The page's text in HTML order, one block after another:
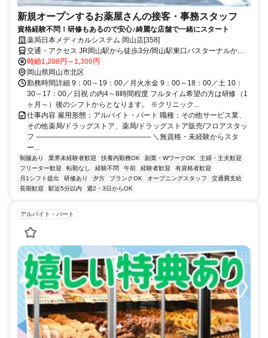
新規オープンするお薬屋さんの接客・事務スタッフ
資格経験不問！研修もあるので安心♪綺麗な店舗で一緒にスタート
薬局日本メディカルシステム 岡山店[358]
交通・アクセス JR岡山駅から徒歩3分/岡山駅東口バスターナルから
徒歩3分
時給1,200円～1,300円
岡山県岡山市北区
勤務時間詳細 9：00～19：00／月火水金 9：00～18：00／土 10：
30～17：00／日祝 の内4～8時間程度 フルタイム希望の方は研修（1
ヶ月～）後のシフトからとなります。 ※クリニック...
仕事内容 雇用形態：アルバイト・パート 職種：その他サービス業、
その他薬局/ドラッグストア、薬局/ドラッグストア販売/フロアスタッ
フ ―――――――――――――――― ＼無資格・未経験からスタ
ー...
制服あり 業界未経験者歓迎 扶養内勤務OK 副業・WワークOK
主婦・主夫歓迎
フリーター歓迎
転勤なし 経験不問 午前 経験者歓迎
有資格者歓迎
月1シフト提出
研修あり 夕方 ブランクOK オープニングスタッフ
交通費支給
長期歓迎
駅近5分以内 週2・3日からOK
アルバイト・パート